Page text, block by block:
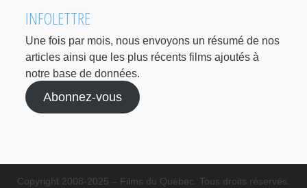
INFOLETTRE
Une fois par mois, nous envoyons un résumé de nos
articles ainsi que les plus récents films ajoutés à
notre base de données.
Abonnez-vous
Copyright 2008-2025 – Films du Québec. Tous droits réservés.